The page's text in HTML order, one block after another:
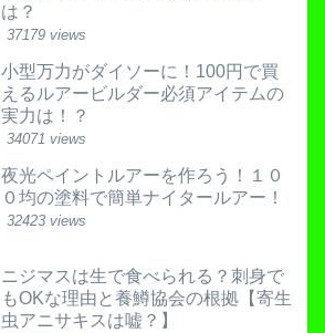
は？
37179 views
小型万力がダイソーに！100円で買
えるルアービルダー必須アイテムの
実力は！？
34071 views
夜光ペイントルアーを作ろう！１０
０均の塗料で簡単ナイタールアー！
32423 views
ニジマスは生で食べられる？刺身で
もOKな理由と養鱒協会の根拠【寄生
虫アニサキスは嘘？】